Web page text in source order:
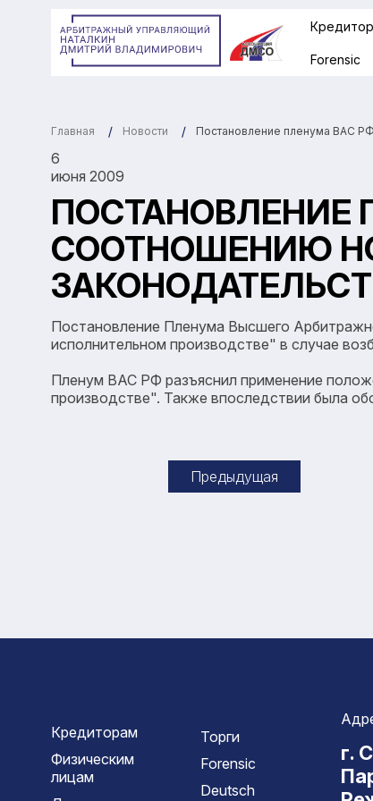
Forensic
Главная Новости Постановление пленума ВАС
6
июня 2009
ПОСТАНОВЛЕНИЕ
СООТНОШЕНИЮ
Постановление Пленума Высшего
исполнительном производстве" в случае
Пленум ВАС РФ разъяснил применение
производстве". Также впоследствии была
Предыдущая
Кредиторам
Физическим
лицам
Торги
Forensic
Deutsch
г.